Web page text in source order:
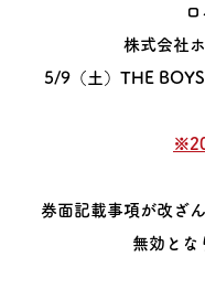
株式会社
5/9（土）THE
券面記載事項が改ざ
無効とな